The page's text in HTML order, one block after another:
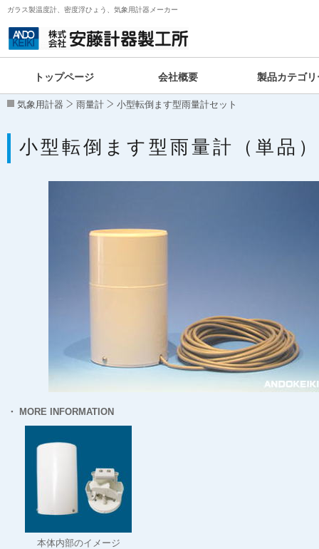
ガラス製温度計、密度浮ひょう、気象用計器メーカー
トップページ 会社概要 製品カテゴリ
気象用計器 雨量計 小型転倒ます型雨量計セット
小型転倒ます型雨量計（単品）
・ MORE INFORMATION
本体内部のイメージ